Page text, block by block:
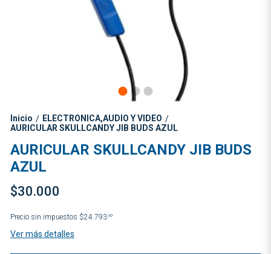
Inicio / ELECTRONICA,AUDIO Y VIDEO /
AURICULAR SKULLCANDY JIB BUDS AZUL
AURICULAR SKULLCANDY JIB BUDS
AZUL
$30.000
Precio sin impuestos $24.79339
Ver más detalles